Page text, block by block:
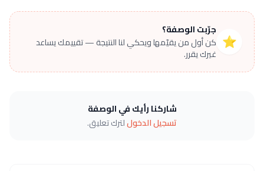
⭐
جرّبت الوصفة؟
كن أول من يقيّمها ويحكي لنا النتيجة — تقييمك يساعد
غيرك يقرر.
شاركنا رأيك في الوصفة
تسجيل الدخوللترك تعليق.